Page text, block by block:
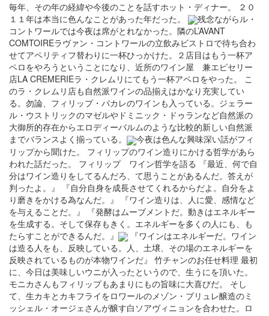
毎年、その年の経緯や今後のことを話すホット・ディナー。 ２０
１１年は本当に色んなことがあった年だった。
残念ながらル・
コントワールでは今夜は席がとれなかった。隣のL’AVANT
COMTOIREラヴァン・コントワールの立飲みビストロで待ち合わ
せてアペリティフ替わりに一杯ひっかけた。２店目はもう一杯ア
ペロをやろうということになり、近所のワイン屋 兼エピセリー
店LA CREMERIEラ・クレムリにてもう一杯アペロをやった。 こ
のラ・クレムリ店も自然派ワインの品揃えはかなり充実してい
る。勿論、フィリップ・パカレのワインも入っている。ジェラー
ル・ウストリックのマゼルやドミニック・ドゥランなど自然派の
大御所的存在からエロディーバルムのような比較的新しい自然派
までバランスよく揃っている。
今夜は色んな興味深い話がフィ
リップから聞けた。 フィリップのワイン造りにかける哲学があら
われた話だった。 フィリップ ワイン哲学を語る 『最近、何で自
分はワイン造りをしてるんだろ、て思うことがあるんだ。答えが
判ったよ。』 『自分自身を成長させてくれるからだよ。自分をよ
り磨きをかける為なんだ。』 『ワイン造りは、人に愛、感情など
を与えることだ。』 『発酵はムーブメントだ。動きはエネルギー
を生成する。そして保存もきく。エネルギーを多くの人にも、も
たらすことができるんだ。』
『ワインはエネルギーだ。ワイン
は造る人をも、反映している。人、土壌、その場のエネルギーを
反映されているものが本物ワインだ』 竹チャンのお任せ料理 最初
に、今日は美味しいウニが入ったというので、生うにを頂いた。
モニカさんもフィリップもあまりにもの旨味に大喜びだ。 そし
て、生カキとカキフライをロワールのメゾン・ブリュレ醸造のミ
ッシェル・オージェさんが醸す白ソアヴィニョンを合わせた。ロ